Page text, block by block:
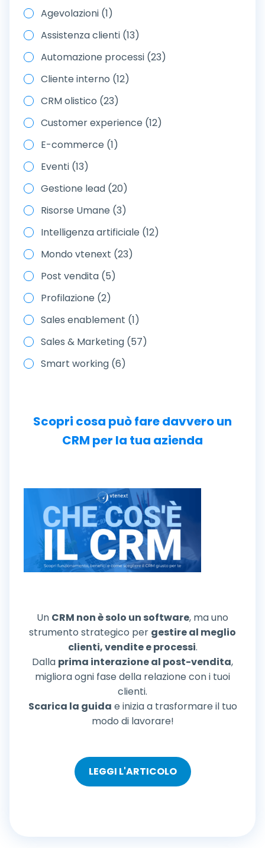
Agevolazioni (1)
Assistenza clienti (13)
Automazione processi (23)
Cliente interno (12)
CRM olistico (23)
Customer experience (12)
E-commerce (1)
Eventi (13)
Gestione lead (20)
Risorse Umane (3)
Intelligenza artificiale (12)
Mondo vtenext (23)
Post vendita (5)
Profilazione (2)
Sales enablement (1)
Sales & Marketing (57)
Smart working (6)
Scopri cosa può fare davvero un
CRM per la tua azienda
Un CRM non è solo un software, ma uno
strumento strategico per gestire al meglio
clienti, vendite e processi.
Dalla prima interazione al post-vendita,
migliora ogni fase della relazione con i tuoi
clienti.
Scarica la guida e inizia a trasformare il tuo
modo di lavorare!
LEGGI L'ARTICOLO